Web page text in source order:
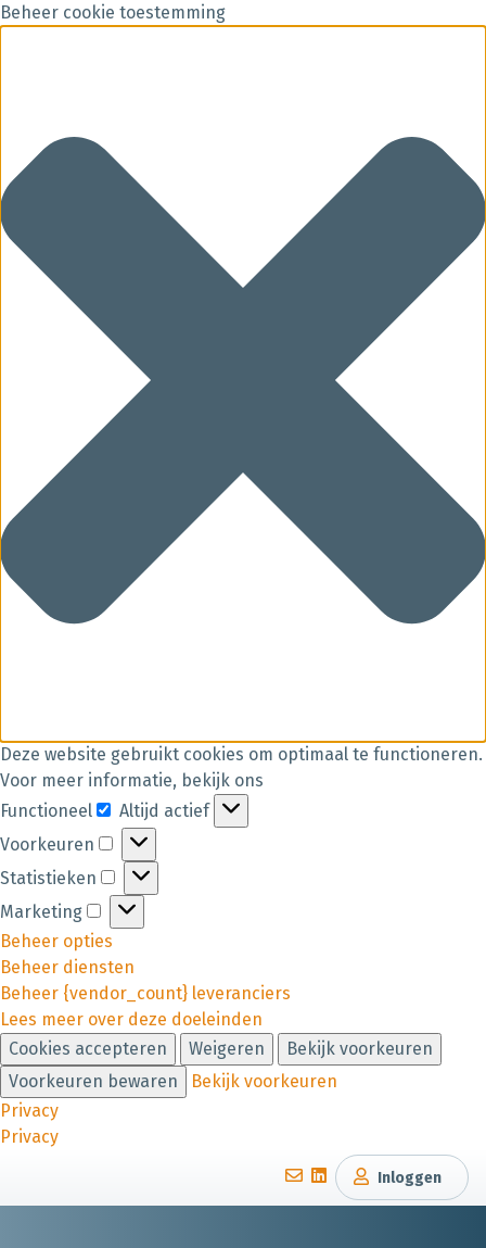
Beheer cookie toestemming
Deze website gebruikt cookies om optimaal te functioneren.
Voor meer informatie, bekijk ons
Functioneel
Altijd actief
Voorkeuren
Statistieken
Marketing
Beheer opties
Beheer diensten
Beheer {vendor_count} leveranciers
Lees meer over deze doeleinden
Cookies accepteren
Weigeren
Bekijk voorkeuren
Voorkeuren bewaren
Bekijk voorkeuren
Privacy
Privacy
Inloggen